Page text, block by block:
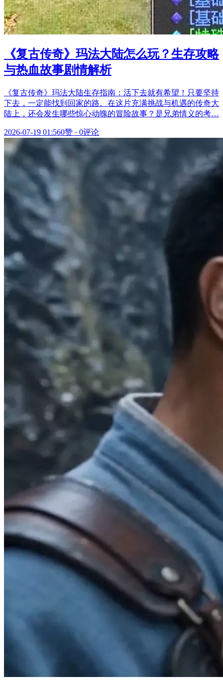
《复古传奇》玛法大陆怎么玩？生存攻略
与热血故事剧情解析
《复古传奇》玛法大陆生存指南：活下去就有希望！只要坚持
下去，一定能找到回家的路。在这片充满挑战与机遇的传奇大
陆上，还会发生哪些惊心动魄的冒险故事？是兄弟情义的考…
2026-07-19 01:560赞 · 0评论